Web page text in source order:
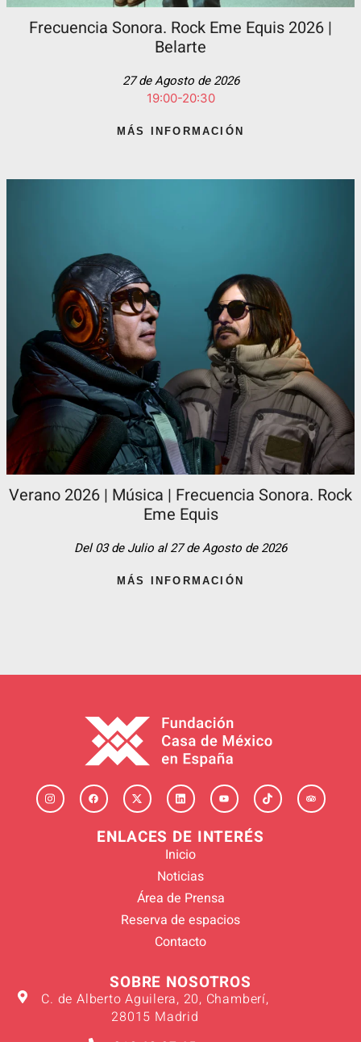
Frecuencia Sonora. Rock Eme Equis 2026 |
Belarte
27 de Agosto de 2026
19:00-20:30
MÁS INFORMACIÓN
Verano 2026 | Música | Frecuencia Sonora. Rock
Eme Equis
Del 03 de Julio al 27 de Agosto de 2026
MÁS INFORMACIÓN
ENLACES DE INTERÉS
Inicio
Noticias
Área de Prensa
Reserva de espacios
Contacto
SOBRE NOSOTROS
C. de Alberto Aguilera, 20, Chamberí,
28015 Madrid